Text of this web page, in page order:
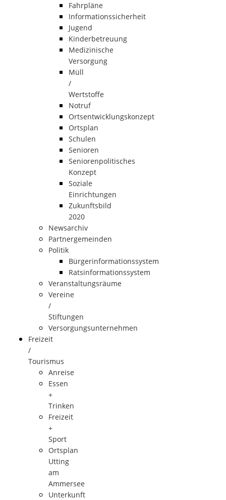
Fahrpläne
Informationssicherheit
Jugend
Kinderbetreuung
Medizinische
Versorgung
Müll
/
Wertstoffe
Notruf
Ortsentwicklungskonzept
Ortsplan
Schulen
Senioren
Seniorenpolitisches
Konzept
Soziale
Einrichtungen
Zukunftsbild
2020
Newsarchiv
Partnergemeinden
Politik
Bürgerinformationssystem
Ratsinformationssystem
Veranstaltungsräume
Vereine
/
Stiftungen
Versorgungsunternehmen
Freizeit
/
Tourismus
Anreise
Essen
+
Trinken
Freizeit
+
Sport
Ortsplan
Utting
am
Ammersee
Unterkunft